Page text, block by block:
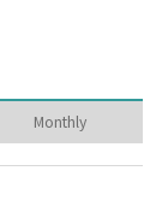
Monthly